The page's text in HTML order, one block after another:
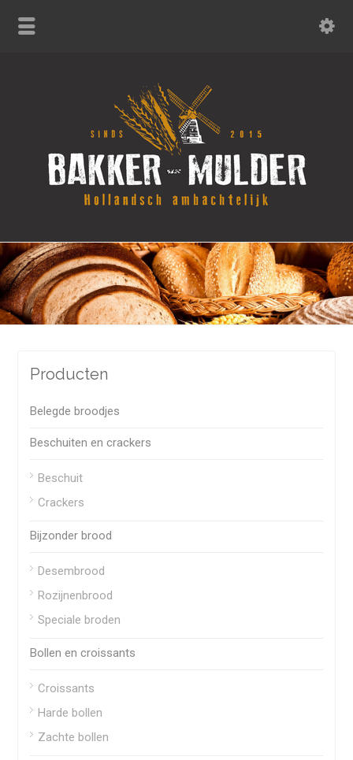
Producten
Belegde broodjes
Beschuiten en crackers
Beschuit
Crackers
Bijzonder brood
Desembrood
Rozijnenbrood
Speciale broden
Bollen en croissants
Croissants
Harde bollen
Zachte bollen